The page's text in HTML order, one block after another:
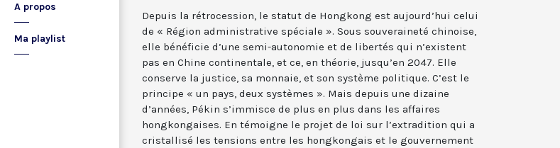
A propos
Ma playlist
Depuis la rétrocession, le statut de Hongkong est aujourd’hui celui
de « Région administrative spéciale ». Sous souveraineté chinoise,
elle bénéficie d’une semi-autonomie et de libertés qui n’existent
pas en Chine continentale, et ce, en théorie, jusqu’en 2047. Elle
conserve la justice, sa monnaie, et son système politique. C’est le
principe « un pays, deux systèmes ». Mais depuis une dizaine
d’années, Pékin s’immisce de plus en plus dans les affaires
hongkongaises. En témoigne le projet de loi sur l’extradition qui a
cristallisé les tensions entre les hongkongais et le gouvernement